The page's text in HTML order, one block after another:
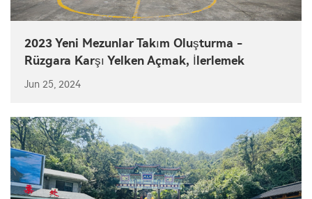
2023 Yeni Mezunlar Takım Oluşturma -
Rüzgara Karşı Yelken Açmak, İlerlemek
Jun 25, 2024